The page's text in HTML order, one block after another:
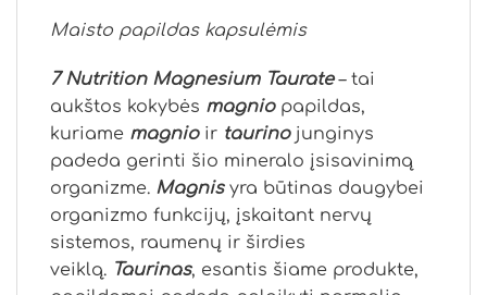
Maisto papildas kapsulėmis
7 Nutrition Magnesium Taurate– tai
aukštos kokybės magnio papildas,
kuriame magnio ir taurino junginys
padeda gerinti šio mineralo įsisavinimą
organizme. Magnis yra būtinas daugybei
organizmo funkcijų, įskaitant nervų
sistemos, raumenų ir širdies
veiklą. Taurinas, esantis šiame produkte,